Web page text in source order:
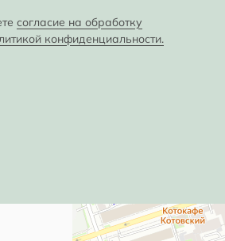
согласие на обработку
конфиденциальности.